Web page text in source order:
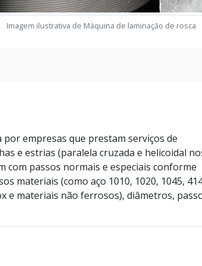
Imagem ilustrativa de Máquina de laminação de rosca
empresas que prestam serviços de
e estrias (paralela cruzada e helicoidal
com passos normais e especiais conforme
materiais (como aço 1010, 1020, 1045,
e materiais não ferrosos), diâmetros,